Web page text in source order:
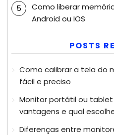
Como liberar
Android ou IOS
POSTS
Como calibrar a tela do
fácil e preciso
Monitor portátil ou
vantagens e qual
Diferenças entre